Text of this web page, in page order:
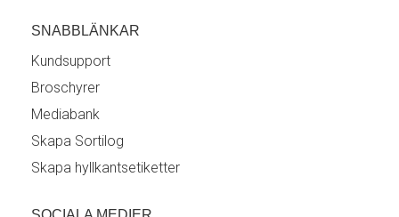
SNABBLÄNKAR
Kundsupport
Broschyrer
Mediabank
Skapa Sortilog
Skapa hyllkantsetiketter